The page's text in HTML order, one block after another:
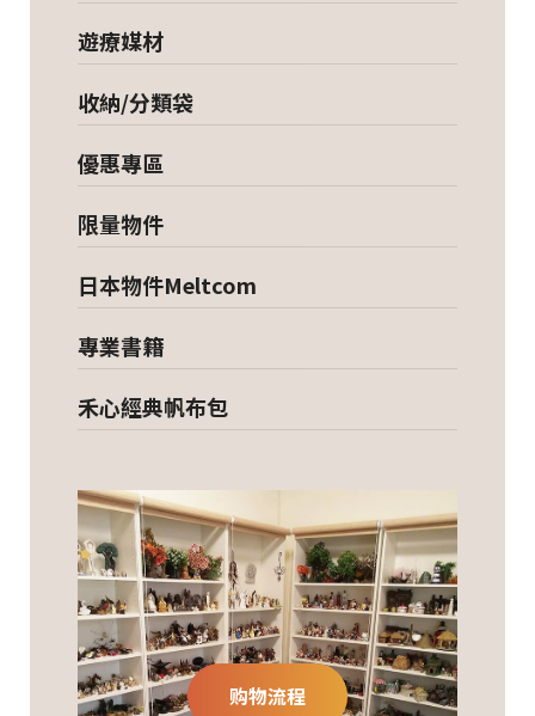
遊療媒材
收納/分類袋
優惠專區
限量物件
日本物件Meltcom
專業書籍
禾心經典帆布包
购物流程